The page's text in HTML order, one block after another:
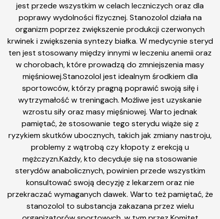
jest przede wszystkim w celach leczniczych oraz dla
poprawy wydolności fizycznej. Stanozolol działa na
organizm poprzez zwiększenie produkcji czerwonych
krwinek i zwiększenia syntezy białka. W medycynie steryd
ten jest stosowany między innymi w leczeniu anemii oraz
w chorobach, które prowadzą do zmniejszenia masy
mięśniowej.Stanozolol jest idealnym środkiem dla
sportowców, którzy pragną poprawić swoją siłę i
wytrzymałość w treningach. Możliwe jest uzyskanie
wzrostu siły oraz masy mięśniowej. Warto jednak
pamiętać, że stosowanie tego sterydu wiąże się z
ryzykiem skutków ubocznych, takich jak zmiany nastroju,
problemy z wątrobą czy kłopoty z erekcją u
mężczyzn.Każdy, kto decyduje się na stosowanie
sterydów anabolicznych, powinien przede wszystkim
konsultować swoją decyzję z lekarzem oraz nie
przekraczać wymaganych dawek. Warto też pamiętać, że
stanozolol to substancja zakazana przez wielu